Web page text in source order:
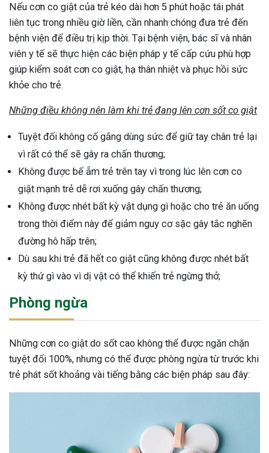
Nếu cơn co giật của trẻ kéo dài hơn 5 phút hoặc tái phát
liên tục trong nhiều giờ liền, cần nhanh chóng đưa trẻ đến
bệnh viện để điều trị kịp thời. Tại bệnh viện, bác sĩ và nhân
viên y tế sẽ thực hiện các biện pháp y tế cấp cứu phù hợp
giúp kiểm soát cơn co giật, hạ thân nhiệt và phục hồi sức
khỏe cho trẻ.
Những điều không nên làm khi trẻ đang lên cơn sốt co giật
Tuyệt đối không cố gắng dùng sức để giữ tay chân trẻ lại
vì rất có thể sẽ gây ra chấn thương;
Không được bế ẵm trẻ trên tay vì trong lúc lên cơn co
giật mạnh trẻ dễ rơi xuống gây chấn thương;
Không được nhét bất kỳ vật dụng gì hoặc cho trẻ ăn uống
trong thời điểm này để giảm nguy cơ sặc gây tắc nghẽn
đường hô hấp trên;
Dù sau khi trẻ đã hết co giật cũng không được nhét bất
kỳ thứ gì vào vì dị vật có thể khiến trẻ ngừng thở;
Phòng ngừa
Những cơn co giật do sốt cao không thể được ngăn chặn
tuyệt đối 100%, nhưng có thể được phòng ngừa từ trước khi
trẻ phát sốt khoảng vài tiếng bằng các biện pháp sau đây: